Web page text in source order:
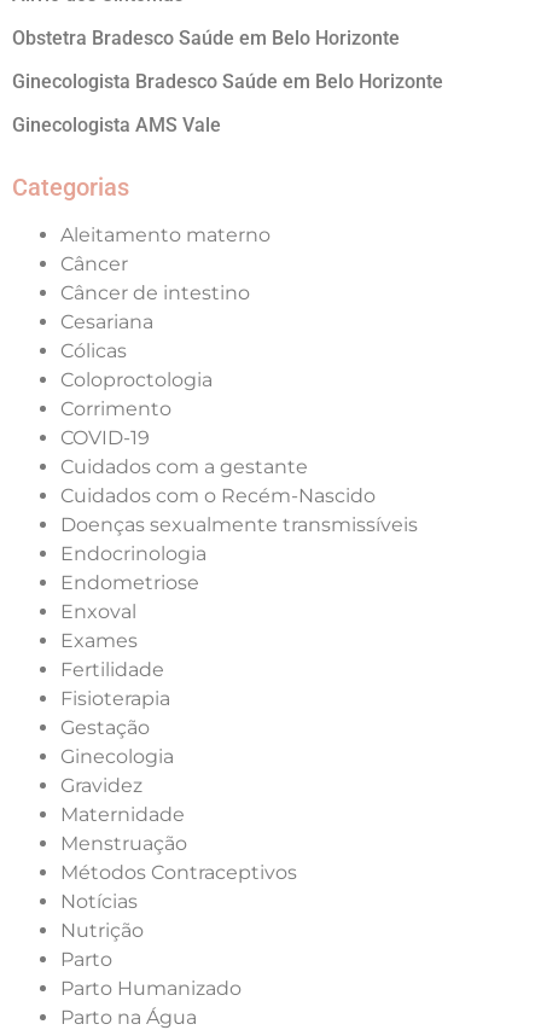
Obstetra Bradesco Saúde em Belo Horizonte
Ginecologista Bradesco Saúde em Belo Horizonte
Ginecologista AMS Vale
Categorias
Aleitamento materno
Câncer
Câncer de intestino
Cesariana
Cólicas
Coloproctologia
Corrimento
COVID-19
Cuidados com a gestante
Cuidados com o Recém-Nascido
Doenças sexualmente transmissíveis
Endocrinologia
Endometriose
Enxoval
Exames
Fertilidade
Fisioterapia
Gestação
Ginecologia
Gravidez
Maternidade
Menstruação
Métodos Contraceptivos
Notícias
Nutrição
Parto
Parto Humanizado
Parto na Água